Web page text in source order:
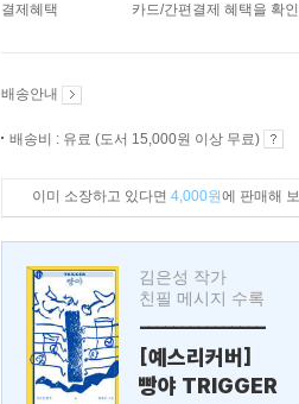
결제혜택 카드/간편결제 혜택을 확
배송안내
배송비 : 유료 (도서 15,000원 이상 무료)
이미 소장하고 있다면 4,000원에 판매해
김은성 작가
친필 메시지 수록
---------------
[예스리커버]
빵야 TRIGGER